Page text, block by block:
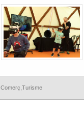
Comerç Turisme